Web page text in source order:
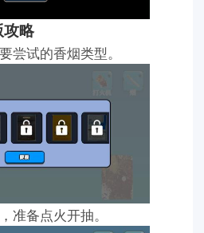
略
尝试的香烟类型。
准备点火开抽。